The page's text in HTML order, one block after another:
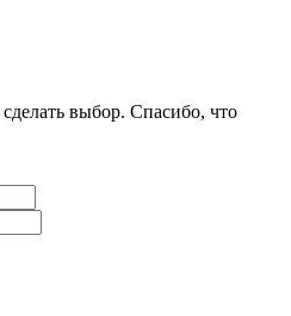
выбор. Спасибо, что